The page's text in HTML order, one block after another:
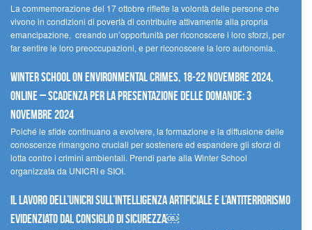
La commemorazione del 17 ottobre riflette la volontà delle persone che
vivono in condizioni di povertà di contribuire attivamente alla propria
emancipazione, creando un’opportunità per riconoscere i loro sforzi, per
far sentire le loro preoccupazioni, e per riconoscere la loro autonomia.
Winter School on Environmental Crimes, 18-22 novembre 2024,
Online – Scadenza per la presentazione delle domande: 3
novembre 2024
Poiché le sfide continuano a evolvere, la formazione e la diffusione delle
conoscenze rimangono cruciali per sostenere ed espandere gli sforzi di
lotta contro i crimini ambientali. Prendi parte alla Winter School
organizzata da UNICRI e SIOI.
Il lavoro dell’UNICRI sull’intelligenza artificiale e l’antiterrorismo
evidenziato dal Consiglio di Sicurezza￼